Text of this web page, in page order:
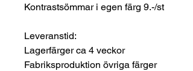
Kontrastsömmar i egen färg 9.-/st
Leveranstid:
Lagerfärger ca 4 veckor
Fabriksproduktion övriga färger